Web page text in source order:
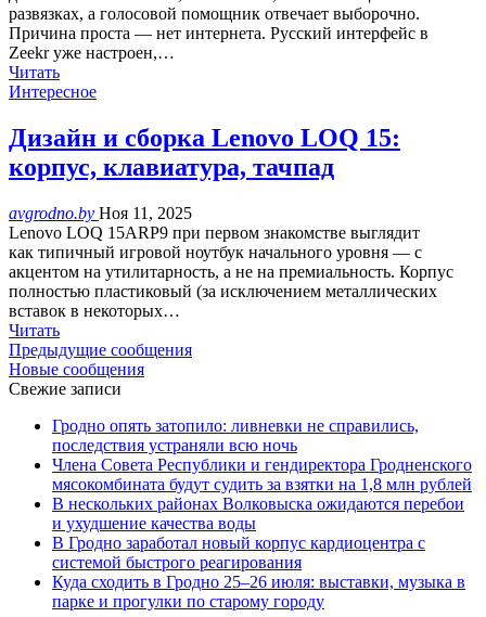
развязках, а голосовой помощник отвечает выборочно.
Причина проста — нет интернета. Русский интерфейс в
Zeekr уже настроен,…
Читать
Интересное
Дизайн и сборка Lenovo LOQ 15:
корпус, клавиатура, тачпад
avgrodno.by Ноя 11, 2025
Lenovo LOQ 15ARP9 при первом знакомстве выглядит
как типичный игровой ноутбук начального уровня — с
акцентом на утилитарность, а не на премиальность. Корпус
полностью пластиковый (за исключением металлических
вставок в некоторых…
Читать
Предыдущие сообщения
Новые сообщения
Свежие записи
Гродно опять затопило: ливневки не справились,
последствия устраняли всю ночь
Члена Совета Республики и гендиректора Гродненского
мясокомбината будут судить за взятки на 1,8 млн рублей
В нескольких районах Волковыска ожидаются перебои
и ухудшение качества воды
В Гродно заработал новый корпус кардиоцентра с
системой быстрого реагирования
Куда сходить в Гродно 25–26 июля: выставки, музыка в
парке и прогулки по старому городу